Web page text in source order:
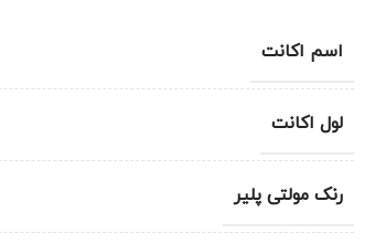
اسم اکانت
لول اکانت
رنک مولتی پلیر